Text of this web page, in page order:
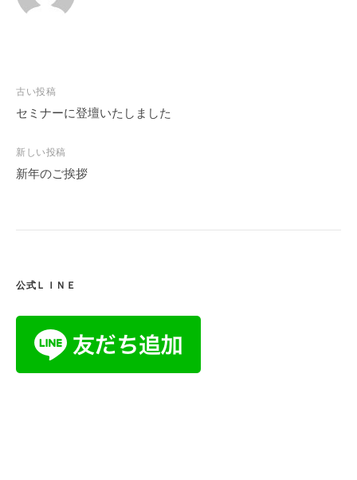
投
稿
ビ
ゲ
古い投稿
セミナーに登壇いたしました
新しい投稿
新年のご挨拶
公式ＬＩＮＥ